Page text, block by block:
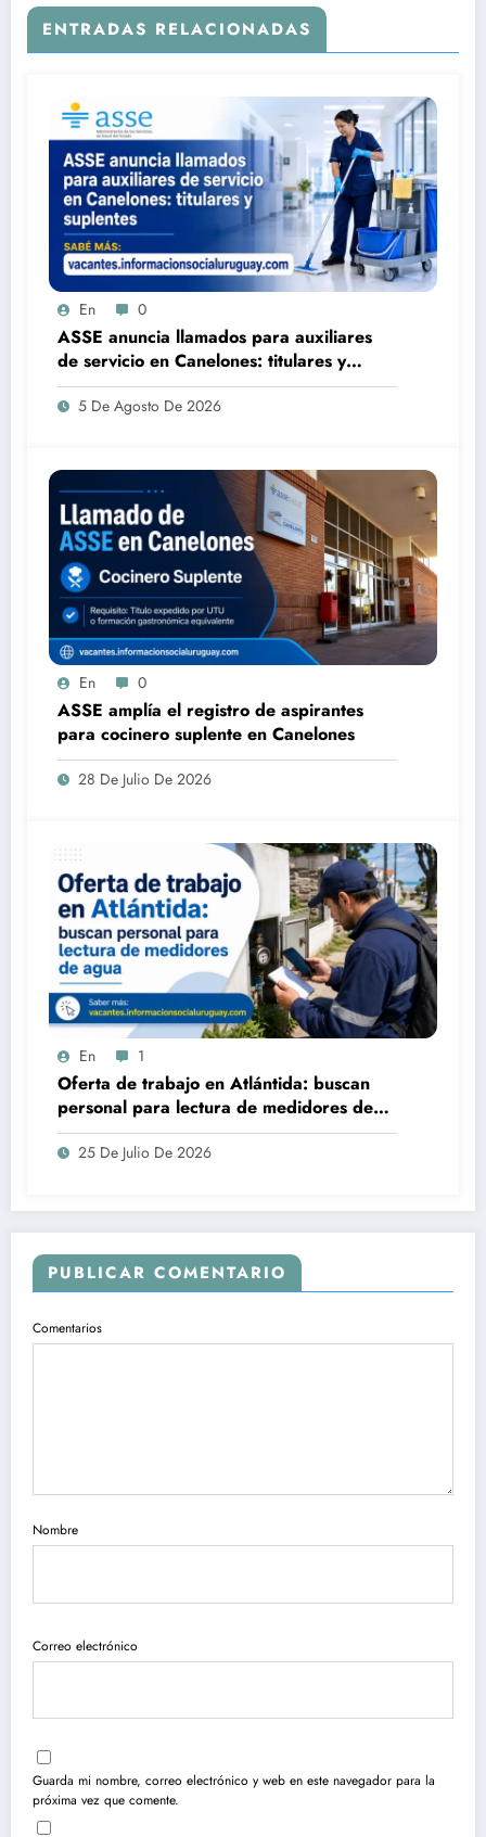
ENTRADAS RELACIONADAS
En 0
ASSE anuncia llamados para auxiliares
de servicio en Canelones: titulares y
suplentes
5 De Agosto De 2026
En 0
ASSE amplía el registro de aspirantes
para cocinero suplente en Canelones
28 De Julio De 2026
En 1
Oferta de trabajo en Atlántida: buscan
personal para lectura de medidores de
agua
25 De Julio De 2026
PUBLICAR COMENTARIO
Comentarios
Nombre
Correo electrónico
Guarda mi nombre, correo electrónico y web en este navegador para la
próxima vez que comente.